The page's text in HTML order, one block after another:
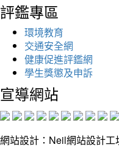
評鑑專區
環境教育
交通安全網
健康促進評鑑網
學生獎懲及申訴
宣導網站
網站設計：Neil網站設計工